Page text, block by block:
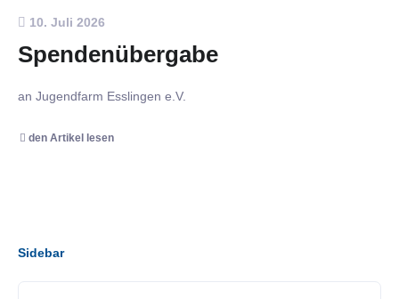
10. Juli 2026
Spendenübergabe
an Jugendfarm Esslingen e.V.
den Artikel lesen
Sidebar